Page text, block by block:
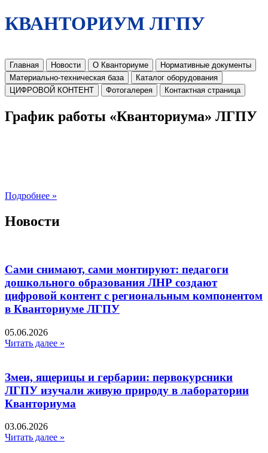
КВАНТОРИУМ ЛГПУ
Главная Новости О Кванториуме
Нормативные документы
Материально-техническая база
Каталог оборудования
ЦИФРОВОЙ КОНТЕНТ
Фотогалерея Контактная страница
График работы «Кванториума» ЛГПУ
Подробнее »
Новости
Сами снимают, сами монтируют: педагоги
дошкольного образования ЛНР создают
цифровой контент с региональным компонентом
в Кванториуме ЛГПУ​
05.06.2026
Читать далее »
Змеи, ящерицы и гербарии: первокурсники
ЛГПУ изучали живую природу в лаборатории
Кванториума
03.06.2026
Читать далее »